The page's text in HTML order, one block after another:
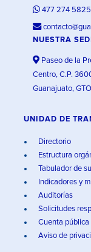
477 274 5825
NUESTRA
Paseo de la
Centro, C.P.
Guanajuato,
UNIDAD DE
Directorio
Estructura
Tabulador de
Indicadores y
Auditorías
Solicitudes
Cuenta pública
Aviso de